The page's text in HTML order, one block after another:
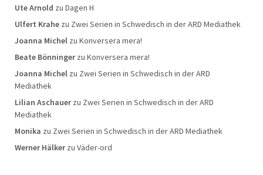
Ute Arnold zu Dagen H
Ulfert Krahe zu Zwei Serien in Schwedisch in der ARD Mediathek
Joanna Michel zu Konversera mera!
Beate Bönningerzu Konversera mera!
Joanna Michel zu Zwei Serien in Schwedisch in der ARD
Mediathek
Lilian Aschauerzu Zwei Serien in Schwedisch in der ARD
Mediathek
Monika zu Zwei Serien in Schwedisch in der ARD Mediathek
Werner Hälkerzu Väder-ord